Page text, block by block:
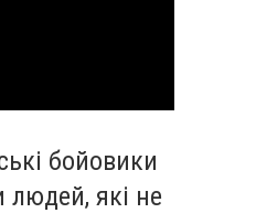
бойовики
людей, які не